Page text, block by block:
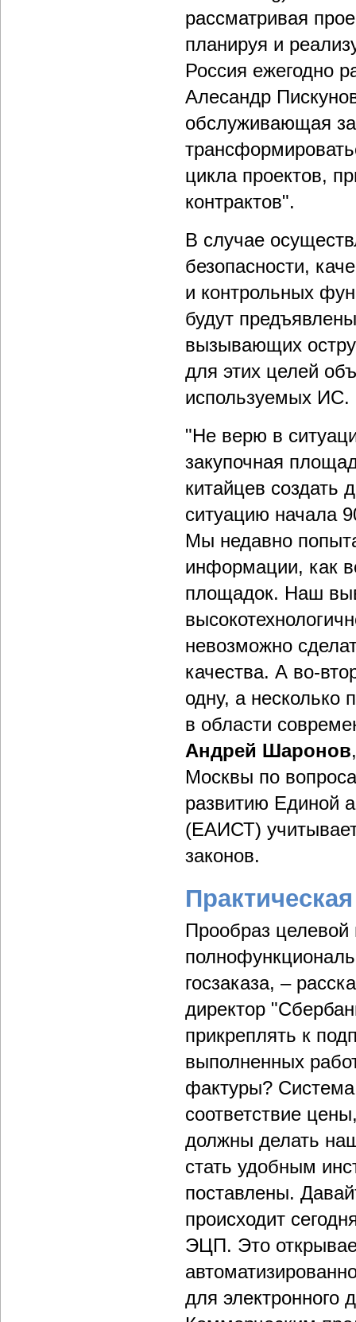
рассматривая
планируя и
Россия ежегодно
Алесандр
обслуживающая
цикла проектов,
контрактов".
В случае
безопасности,
и контрольных
будут
вызывающих
для этих целей
используемых ИС.
"Не верю в
закупочная
китайцев
ситуацию начала
Мы недавно
информации, как
площадок. Наш
невозможно
качества. А во-
одну, а несколько
в области
Андрей Шаронов
Москвы по
развитию Единой
(ЕАИСТ)
законов.
Прообраз целевой
госзаказа, –
директор
прикреплять к
выполненных
фактуры? Система
соответствие
должны делать
стать удобным
поставлены.
происходит
ЭЦП. Это
для электронного